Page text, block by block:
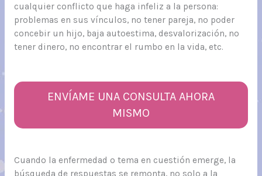
cualquier conflicto que haga infeliz a la persona:
problemas en sus vínculos, no tener pareja, no poder
concebir un hijo, baja autoestima, desvalorización, no
tener dinero, no encontrar el rumbo en la vida, etc.
ENVÍAME UNA CONSULTA AHORA
MISMO
Cuando la enfermedad o tema en cuestión emerge, la
búsqueda de respuestas se remonta, no solo a la